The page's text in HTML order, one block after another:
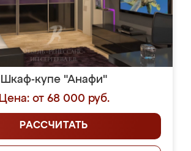
Шкаф-купе "Анафи"
Цена: от 68 000 руб.
РАССЧИТАТЬ